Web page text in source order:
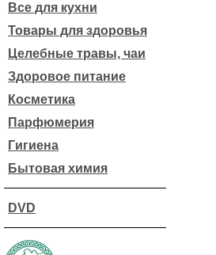
Все для кухни
Товары для здоровья
Целебные травы, чаи
Здоровое питание
Косметика
Парфюмерия
Гигиена
Бытовая химия
DVD